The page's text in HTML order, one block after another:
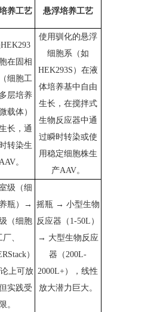
养工艺 悬浮培养工艺
在固相
细胞工
层培养
载体）
长，通
转染生
。
使用驯化的悬浮
细胞系（如
HEK293S）在液
体培养基中自由
生长，在搅拌式
生物反应器中通
过瞬时转染或使
用稳定细胞株生
产AAV。
级（细
瓶）→
（细胞
厂、
）
上可放
实践受
限。
摇瓶 → 小型生物
反应器（1-50L）
→ 大型生物反应
器（200L-
2000L+），线性
放大潜力巨大。